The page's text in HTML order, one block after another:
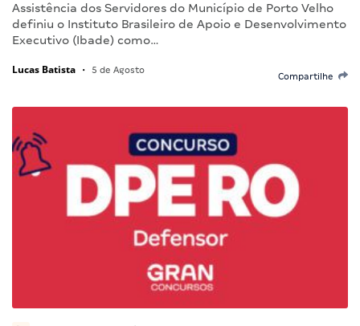
Assistência dos Servidores do Município de Porto Velho
definiu o Instituto Brasileiro de Apoio e Desenvolvimento
Executivo (Ibade) como…
Lucas Batista • 5 de Agosto
Compartilhe